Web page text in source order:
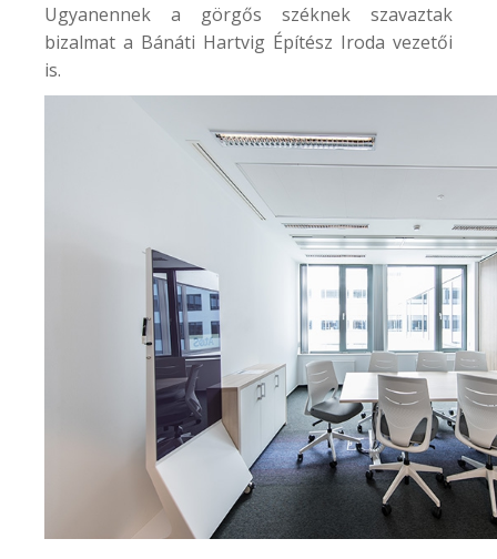
Ugyanennek a görgős széknek szavaztak
bizalmat a Bánáti Hartvig Építész Iroda vezetői
is.